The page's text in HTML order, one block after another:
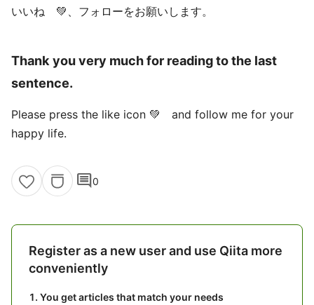
いいね 💚、フォローをお願いします。
Thank you very much for reading to the last
sentence.
Please press the like icon 💚 and follow me for your
happy life.
comment0
Register as a new user and use Qiita more
conveniently
You get articles that match your needs